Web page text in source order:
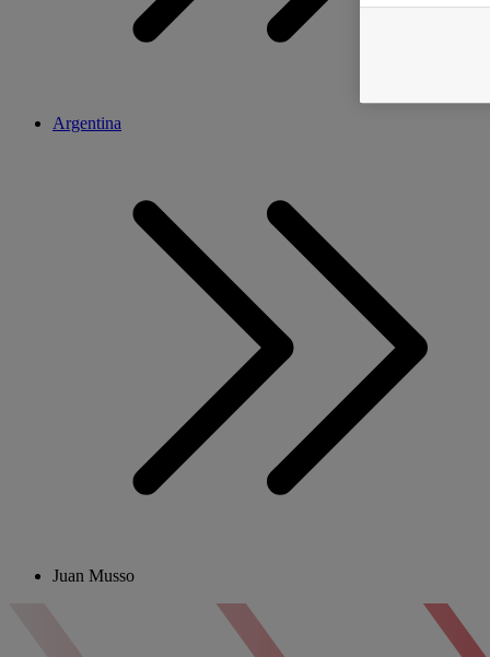
Argentina
Juan Musso